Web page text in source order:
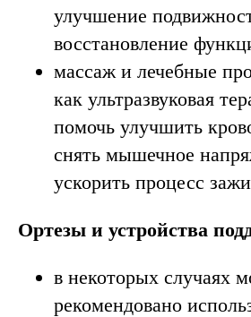
улучшение
восстановление
массаж и лечебные
как ультразвуковая
помочь улучшить
снять мышечное
ускорить процесс
Ортезы и устройства
в некоторых случаях
рекомендовано